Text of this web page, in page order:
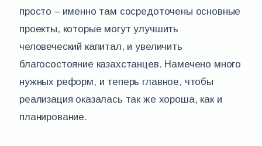
просто – именно там сосредоточены основные
проекты, которые могут улучшить
человеческий капитал, и увеличить
благосостояние казахстанцев. Намечено много
нужных реформ, и теперь главное, чтобы
реализация оказалась так же хороша, как и
планирование.